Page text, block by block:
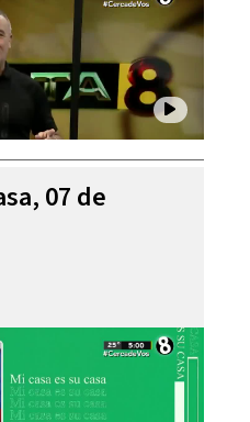
07 de